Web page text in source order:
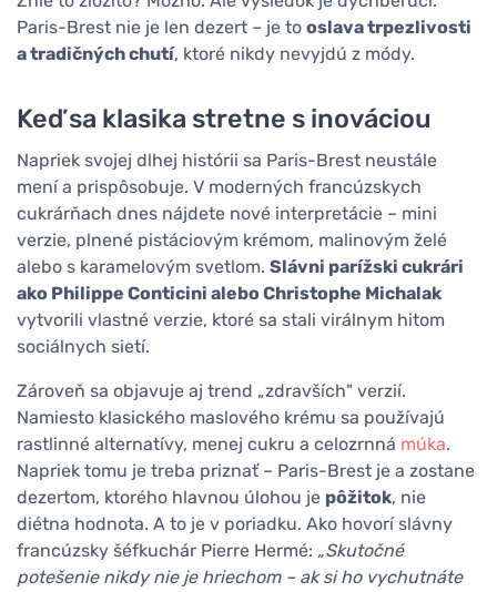
Paris-Brest nie je len dezert – je to oslava trpezlivosti
a tradičných chutí, ktoré nikdy nevyjdú z módy.
Keď sa klasika stretne s inováciou
Napriek svojej dlhej histórii sa Paris-Brest neustále
mení a prispôsobuje. V moderných francúzskych
cukrárňach dnes nájdete nové interpretácie – mini
verzie, plnené pistáciovým krémom, malinovým želé
alebo s karamelovým svetlom. Slávni parížski cukrári
ako Philippe Conticini alebo Christophe Michalak
vytvorili vlastné verzie, ktoré sa stali virálnym hitom
sociálnych sietí.
Zároveň sa objavuje aj trend „zdravších" verzií.
Namiesto klasického maslového krému sa používajú
rastlinné alternatívy, menej cukru a celozrnná múka.
Napriek tomu je treba priznať – Paris-Brest je a zostane
dezertom, ktorého hlavnou úlohou je pôžitok, nie
diétna hodnota. A to je v poriadku. Ako hovorí slávny
francúzsky šéfkuchár Pierre Hermé: „Skutočné
potešenie nikdy nie je hriechom – ak si ho vychutnáte